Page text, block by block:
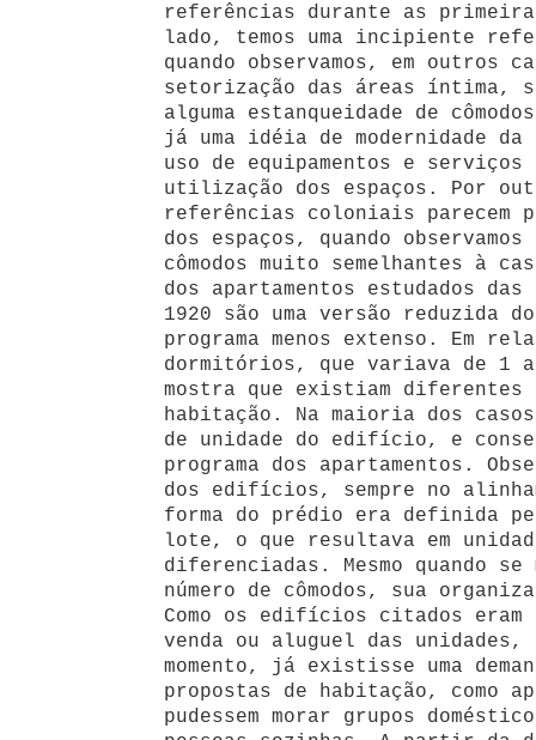
referências durante as
lado, temos uma incipiente
quando observamos, em outros
setorização das áreas íntima,
alguma estanqueidade de
já uma idéia de modernidade
uso de equipamentos e
utilização dos espaços. Por
referências coloniais parecem
dos espaços, quando
cômodos muito semelhantes à
dos apartamentos estudados das
1920 são uma versão reduzida
programa menos extenso. Em
dormitórios, que variava de 1
mostra que existiam diferentes
habitação. Na maioria dos
de unidade do edifício, e
programa dos apartamentos.
dos edifícios, sempre no
forma do prédio era definida
lote, o que resultava em
diferenciadas. Mesmo quando se
número de cômodos, sua
Como os edifícios citados
venda ou aluguel das
momento, já existisse uma
propostas de habitação, como
pudessem morar grupos